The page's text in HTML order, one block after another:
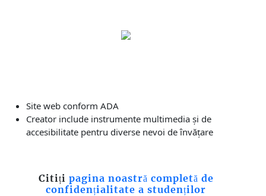
Site web conform ADA
Creator include instrumente multimedia și de
accesibilitate pentru diverse nevoi de învățare
Citiți pagina noastră completă de
confidențialitate a studenților